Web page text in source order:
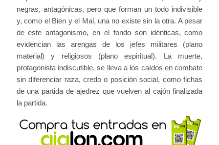
negras, antagónicas, pero que forman un todo indivisible
y, como el Bien y el Mal, una no existe sin la otra. A pesar
de este antagonismo, en el fondo son idénticas, como
evidencian las arengas de los jefes militares (plano
material) y religiosos (plano espiritual). La muerte,
protagonista indiscutible, se lleva a los caídos en combate
sin diferenciar raza, credo o posición social, como fichas
de una partida de ajedrez que vuelven al cajón finalizada
la partida.